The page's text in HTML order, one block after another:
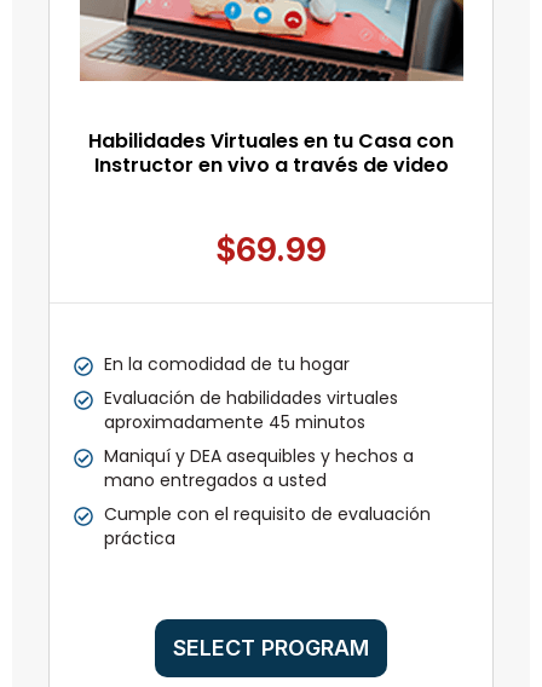
Habilidades Virtuales en tu Casa con
Instructor en vivo a través de video​
$69.99
En la comodidad de tu hogar
Evaluación de habilidades virtuales
aproximadamente 45 minutos
Maniquí y DEA asequibles y hechos a
mano entregados a usted
Cumple con el requisito de evaluación
práctica
SELECT PROGRAM